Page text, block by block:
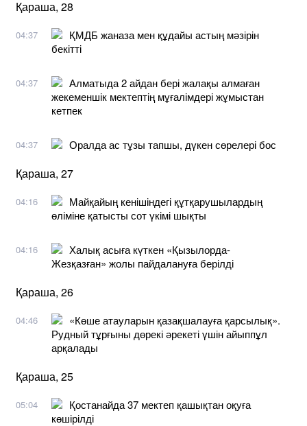
Қараша, 28
04:37
ҚМДБ жаназа мен құдайы астың мәзірін
бекітті
04:37
Алматыда 2 айдан бері жалақы алмаған
жекеменшік мектептің мұғалімдері жұмыстан
кетпек
04:37 Оралда ас тұзы тапшы, дүкен сөрелері бос
Қараша, 27
04:16
Майқайың кенішіндегі құтқарушылардың
өліміне қатысты сот үкімі шықты
04:16
Халық асыға күткен «Қызылорда-
Жезқазған» жолы пайдалануға берілді
Қараша, 26
04:46
«Көше атауларын қазақшалауға қарсылық».
Рудный тұрғыны дөрекі әрекеті үшін айыппұл
арқалады
Қараша, 25
05:04
Қостанайда 37 мектеп қашықтан оқуға
көшірілді